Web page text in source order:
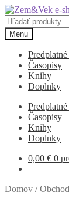
Preskočiť
na
navigáciu
Preskočiť
na
obsah
Hľadať:
Menu
Časopisy
Knihy
Doplnky
Časopisy
Knihy
Doplnky
0,00 € 0
Domov /Obchod